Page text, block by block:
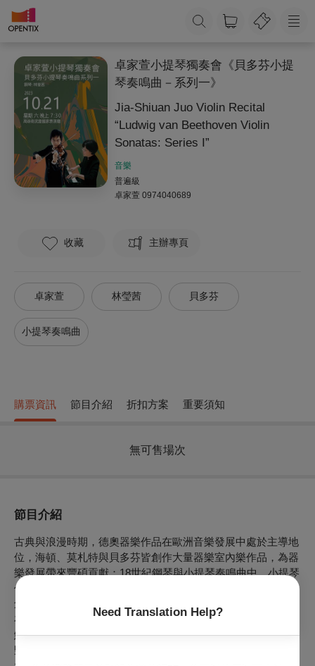
Need Translation Help?
卓家萱小提琴獨奏會《貝多芬小提
琴奏鳴曲－系列一》
Jia-Shiuan Juo Violin Recital
“Ludwig van Beethoven Violin
Sonatas: Series I”
音樂
普遍級
卓家萱 0974040689
收藏 主辦專頁
卓家萱 林瑩茜 貝多芬
小提琴奏鳴曲
購票資訊 節目介紹 折扣方案 重要須知
無可售場次
節目介紹
古典與浪漫時期，德奧器樂作品在歐洲音樂發展中處於主導地
位，海頓、莫札特與貝多芬皆創作大量器樂室內樂作品，為器
樂發展帶來豐碩貢獻；18世紀鋼琴與小提琴奏鳴曲中，小提琴
僅處於為鋼琴伴奏的附庸角色，莫札特在35首小提琴奏鳴曲的
創作實踐中，逐漸將確立小提琴與鋼琴之間獨立對等的地位，
在貝多芬的創新下，10首小提琴奏鳴曲中，強烈的力度變化、
鮮明的情緒對比與樂器間的精彩對話，為此曲種帶來新的視
野，成為後世的楷模；本系列音樂會將由服務於國立臺南藝術